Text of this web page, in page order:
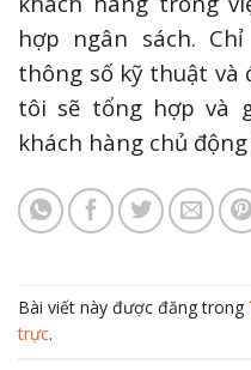
hợp ngân sách.
thông số kỹ thuật và
tôi sẽ tổng hợp và
khách hàng chủ
Bài viết này được đăng trong
trực.